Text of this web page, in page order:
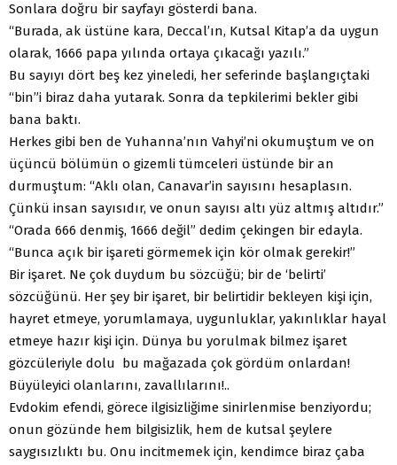
Sonlara doğru bir sayfayı gösterdi bana.
“Burada, ak üstüne kara, Deccal’ın, Kutsal Kitap’a da uygun
olarak, 1666 papa yılında ortaya çıkacağı yazılı.”
Bu sayıyı dört beş kez yineledi, her seferinde başlangıçtaki
“bin”i biraz daha yutarak. Sonra da tepkilerimi bekler gibi
bana baktı.
Herkes gibi ben de Yuhanna’nın Vahyi’ni okumuştum ve on
üçüncü bölümün o gizemli tümceleri üstünde bir an
durmuştum: “Aklı olan, Canavar’in sayısını hesaplasın.
Çünkü insan sayısıdır, ve onun sayısı altı yüz altmış altıdır.”
“Orada 666 denmiş, 1666 değil” dedim çekingen bir edayla.
“Bunca açık bir işareti görmemek için kör olmak gerekir!”
Bir işaret. Ne çok duydum bu sözcüğü; bir de ‘belirti’
sözcüğünü. Her şey bir işaret, bir belirtidir bekleyen kişi için,
hayret etmeye, yorumlamaya, uygunluklar, yakınlıklar hayal
etmeye hazır kişi için. Dünya bu yorulmak bilmez işaret
gözcüleriyle dolu bu mağazada çok gördüm onlardan!
Büyüleyici olanlarını, zavallılarını!..
Evdokim efendi, görece ilgisizliğime sinirlenmise benziyordu;
onun gözünde hem bilgisizlik, hem de kutsal şeylere
saygısızlıktı bu. Onu incitmemek için, kendimce biraz çaba